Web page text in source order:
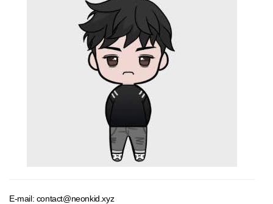
E-mail: contact@neonkid.xyz